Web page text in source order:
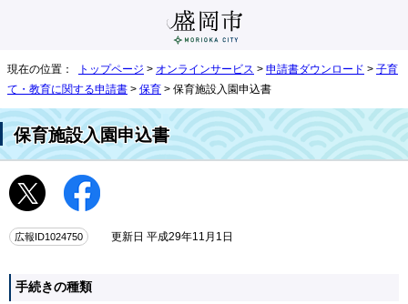
現在の位置： トップページ > オンラインサービス > 申請書ダウンロード > 子育
て・教育に関する申請書 > 保育 > 保育施設入園申込書
保育施設入園申込書
広報ID1024750 更新日 平成29年11月1日
手続きの種類